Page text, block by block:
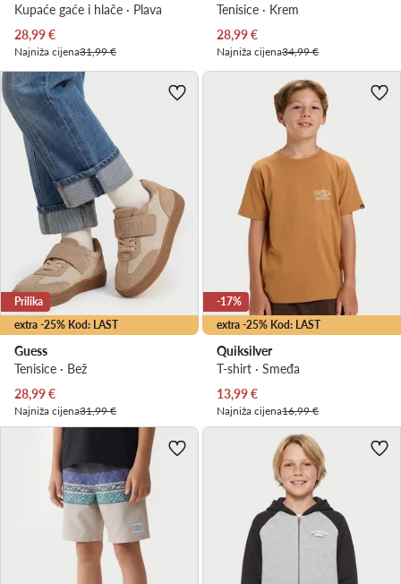
Kupaće gaće i hlače · Plava
Trenutna cijena
28,99€
Najniža cijena31,99 €
Tenisice · Krem
Trenutna cijena
28,99€
Najniža cijena34,99 €
extra -25% Kod: LAST
Prilika
Guess
Tenisice · Bež
Trenutna cijena
28,99€
Najniža cijena31,99 €
extra -25% Kod: LAST
-17%
Quiksilver
T-shirt · Smeđa
Trenutna cijena
13,99€
Najniža cijena16,99 €